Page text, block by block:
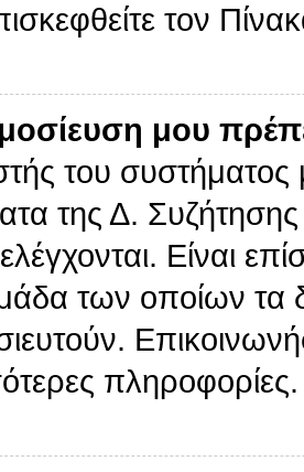
τον
μου
του συστήματος
της Δ.
Είναι
των οποίων τα
πληροφορίες.